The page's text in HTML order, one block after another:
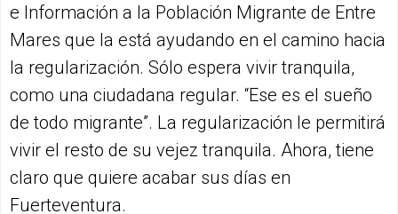
e Información a la Población Migrante de Entre
Mares que la está ayudando en el camino hacia
la regularización. Sólo espera vivir tranquila,
como una ciudadana regular. “Ese es el sueño
de todo migrante”. La regularización le permitirá
vivir el resto de su vejez tranquila. Ahora, tiene
claro que quiere acabar sus días en
Fuerteventura.